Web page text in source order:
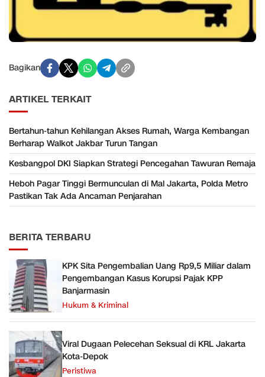
Bagikan
ARTIKEL TERKAIT
Bertahun-tahun Kehilangan Akses Rumah, Warga Kembangan
Berharap Walkot Jakbar Turun Tangan
Kesbangpol DKI Siapkan Strategi Pencegahan Tawuran Remaja
Heboh Pagar Tinggi Bermunculan di Mal Jakarta, Polda Metro
Pastikan Tak Ada Ancaman Penjarahan
BERITA TERBARU
KPK Sita Pengembalian Uang Rp9,5 Miliar dalam
Pengembangan Kasus Korupsi Pajak KPP
Banjarmasin
Hukum & Kriminal
Viral Dugaan Pelecehan Seksual di KRL Jakarta
Kota-Depok
Peristiwa